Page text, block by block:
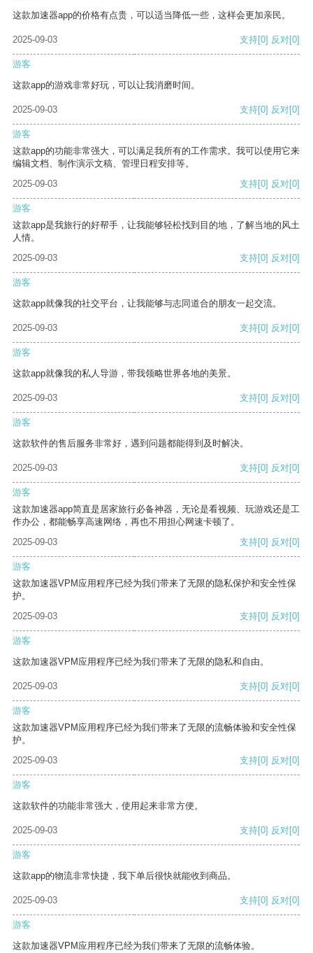
这款加速器app的价格有点贵，可以适当降低一些，这样会更加亲民。
2025-09-03 支持[0] 反对[0]
游客
这款app的游戏非常好玩，可以让我消磨时间。
2025-09-03 支持[0] 反对[0]
游客
这款app的功能非常强大，可以满足我所有的工作需求。我可以使用它来
编辑文档、制作演示文稿、管理日程安排等。
2025-09-03
支持[0] 反对[0]
游客
这款app是我旅行的好帮手，让我能够轻松找到目的地，了解当地的风土
人情。
2025-09-03
支持[0] 反对[0]
游客
这款app就像我的社交平台，让我能够与志同道合的朋友一起交流。
2025-09-03 支持[0] 反对[0]
游客
这款app就像我的私人导游，带我领略世界各地的美景。
2025-09-03 支持[0] 反对[0]
游客
这款软件的售后服务非常好，遇到问题都能得到及时解决。
2025-09-03 支持[0] 反对[0]
游客
这款加速器app简直是居家旅行必备神器，无论是看视频、玩游戏还是工
作办公，都能畅享高速网络，再也不用担心网速卡顿了。
2025-09-03
支持[0] 反对[0]
游客
这款加速器VPM应用程序已经为我们带来了无限的隐私保护和安全性保
护。
2025-09-03
支持[0] 反对[0]
游客
这款加速器VPM应用程序已经为我们带来了无限的隐私和自由。
2025-09-03 支持[0] 反对[0]
游客
这款加速器VPM应用程序已经为我们带来了无限的流畅体验和安全性保
护。
2025-09-03
支持[0] 反对[0]
游客
这款软件的功能非常强大，使用起来非常方便。
2025-09-03 支持[0] 反对[0]
游客
这款app的物流非常快捷，我下单后很快就能收到商品。
2025-09-03 支持[0] 反对[0]
游客
这款加速器VPM应用程序已经为我们带来了无限的流畅体验。